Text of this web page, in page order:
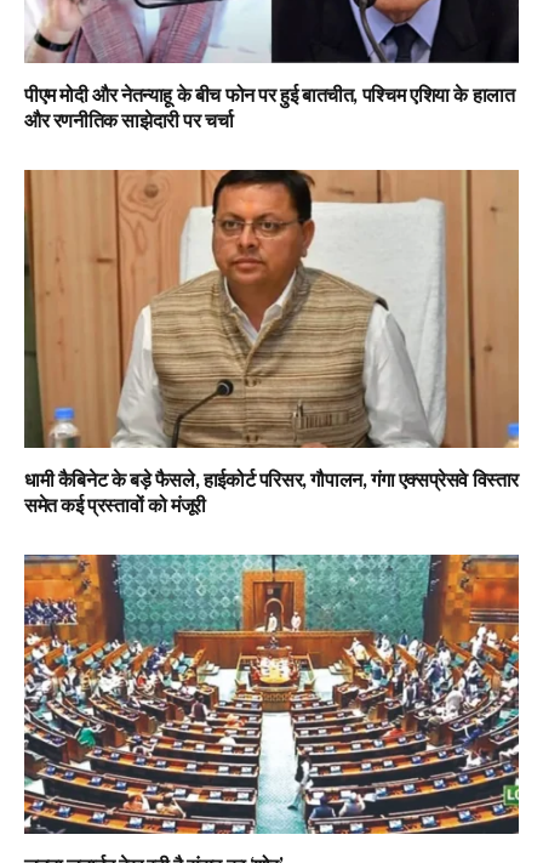
पीएम मोदी और नेतन्याहू के बीच फोन पर हुई बातचीत, पश्चिम एशिया के हालात
और रणनीतिक साझेदारी पर चर्चा
धामी कैबिनेट के बड़े फैसले, हाईकोर्ट परिसर, गौपालन, गंगा एक्सप्रेसवे विस्तार
समेत कई प्रस्तावों को मंजूरी